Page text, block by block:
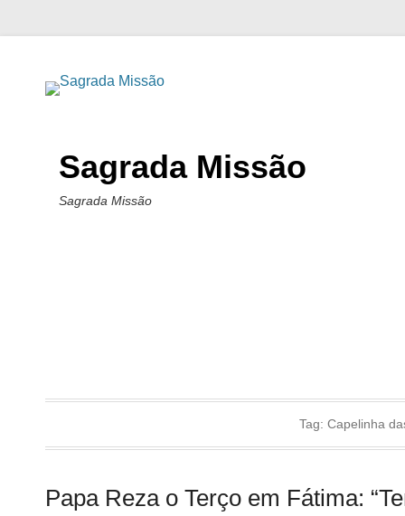
Sagrada Missão
Sagrada Missão
Tag: Capelinha
Papa Reza o Terço em Fátima: